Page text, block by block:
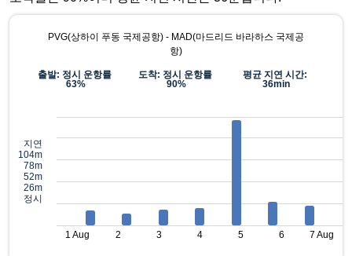
PVG(상하이 푸동 국제공항) - MAD(마드리드 바라하스 국제공
항)
출발: 정시 운항률
63%
도착: 정시 운항률
90%
평균 지연 시간:
36min
지연
104m
78m
52m
26m
정시
1 Aug 2 3 4 5 6 7 Aug